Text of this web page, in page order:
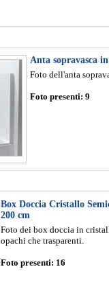
Anta sopravasca
Foto dell'anta
Foto presenti: 9
Box Doccia Cristallo
200 cm
Foto dei box doccia in
opachi che trasparenti.
Foto presenti: 16